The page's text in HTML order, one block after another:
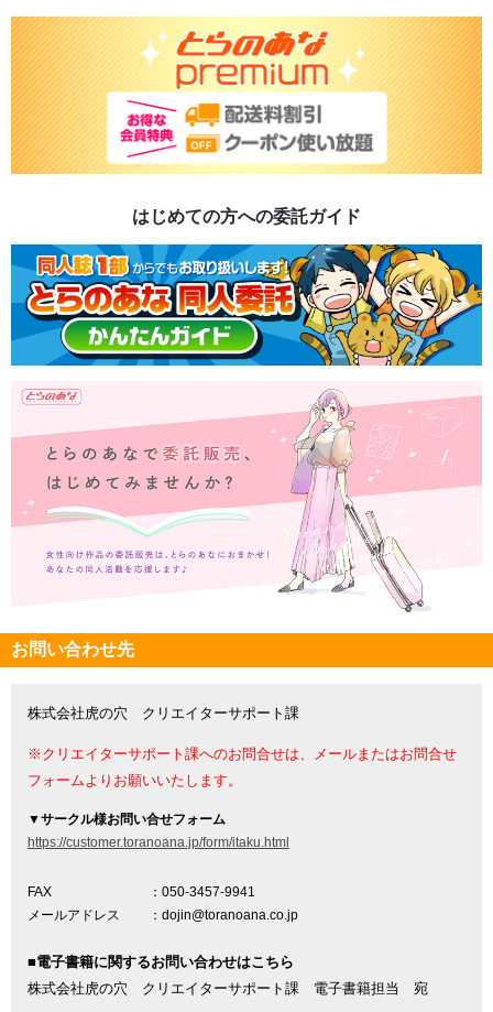
はじめての方への委託ガイド
お問い合わせ先
株式会社虎の穴 クリエイターサポート課
※クリエイターサポート課へのお問合せは、メールまたはお問合せ
フォームよりお願いいたします。
▼サークル様お問い合せフォーム
https://customer.toranoana.jp/form/itaku.html
FAX
：050-3457-9941
メールアドレス
：dojin@toranoana.co.jp
■電子書籍に関するお問い合わせはこちら
株式会社虎の穴 クリエイターサポート課 電子書籍担当 宛